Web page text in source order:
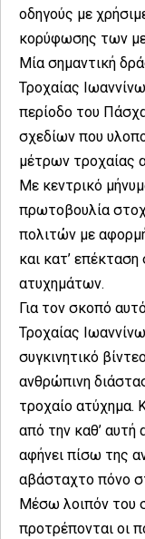
οδηγούς με
κορύφωσης των
Μία σημαντική
Τροχαίας
περίοδο του
σχεδίων που
μέτρων τροχαίας
Με κεντρικό
πρωτοβουλία
πολιτών με
και κατ’
ατυχημάτων.
Για τον σκοπό
Τροχαίας
συγκινητικό
ανθρώπινη
τροχαίο ατύχημα.
από την καθ’
αφήνει πίσω της
αβάσταχτο πόνο
Μέσω λοιπόν του
προτρέπονται οι